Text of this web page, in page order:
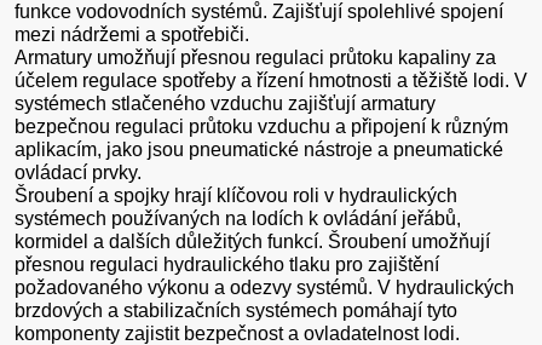
funkce vodovodních systémů. Zajišťují spolehlivé spojení
mezi nádržemi a spotřebiči.
Armatury umožňují přesnou regulaci průtoku kapaliny za
účelem regulace spotřeby a řízení hmotnosti a těžiště lodi. V
systémech stlačeného vzduchu zajišťují armatury
bezpečnou regulaci průtoku vzduchu a připojení k různým
aplikacím, jako jsou pneumatické nástroje a pneumatické
ovládací prvky.
Šroubení a spojky hrají klíčovou roli v hydraulických
systémech používaných na lodích k ovládání jeřábů,
kormidel a dalších důležitých funkcí. Šroubení umožňují
přesnou regulaci hydraulického tlaku pro zajištění
požadovaného výkonu a odezvy systémů. V hydraulických
brzdových a stabilizačních systémech pomáhají tyto
komponenty zajistit bezpečnost a ovladatelnost lodi.